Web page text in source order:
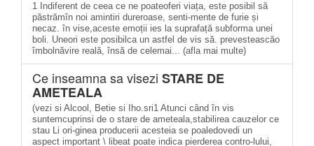
1 Indiferent de ceea ce ne poateoferi viața, este posibil să
păstrămîn noi amintiri dureroase, senti-mente de furie și
necaz. în vise,aceste emoții ies la suprafață subforma unei
boli. Uneori este posibilca un astfel de vis să. prevesteascăo
îmbolnăvire reală, însă de celemai... (afla mai multe)
Ce inseamna sa visezi STARE DE
AMETEALA
(vezi si Alcool, Betie si Iho.sri1 Atunci când în vis
suntemcuprinsi de o stare de ameteala,stabilirea cauzelor ce
stau Li ori-ginea producerii acesteia se poaledovedi un
aspect important \ libeat poate indica pierderea contro-lului,